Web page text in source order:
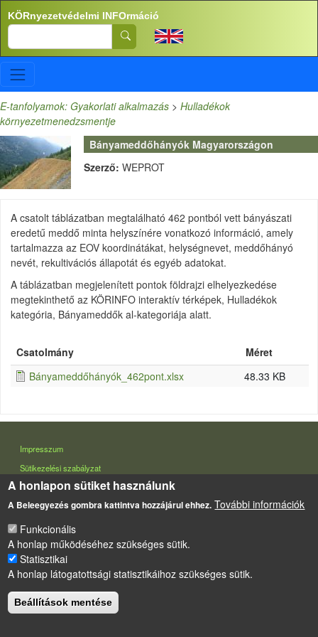
Ugrás a tartalomra
KÖRnyezetvédelmi INFOrmáció
Search
E-tanfolyamok: Gyakorlati alkalmazás > Hulladékok
környezetmenedzsmentje
Bányameddőhányók Magyarországon
Szerző: WEPROT
A csatolt táblázatban megtalálható 462 pontból vett bányászati
eredetű meddő minta helyszínére vonatkozó információ, amely
tartalmazza az EOV koordinátákat, helységnevet, meddőhányó
nevét, rekultivációs állapotát és egyéb adatokat.
A táblázatban megjelenített pontok földrajzi elhelyezkedése
megtekinthető az KÖRINFO interaktív térképek, Hulladékok
kategória, Bányameddők al-kategoriája alatt.
Csatolmány
Méret
Bányameddőhányók_462pont.xlsx
48.33 KB
LÁBLÉC
Impresszum
Sütikezelési szabályzat
Drupalalapú webhely
A honlapon sütiket használunk
A Beleegyezés gombra kattintva hozzájárul ehhez. További információk
Funkcionális
A honlap működéséhez szükséges sütik.
Statisztikai
A honlap látogatottsági statisztikáihoz szükséges sütik.
Beállítások mentése